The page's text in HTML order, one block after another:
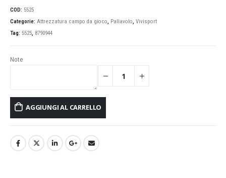
COD: 5525
Categorie: Attrezzatura campo da gioco, Pallavolo, Vivisport
Tag: 5525, 8790944
Note
AGGIUNGI AL CARRELLO